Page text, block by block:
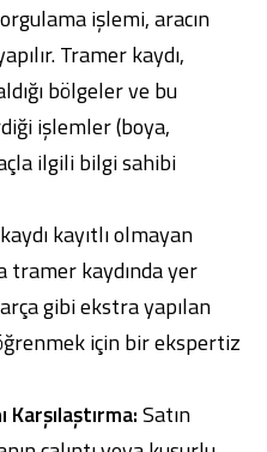
işlemi, aracın
Tramer kaydı,
bölgeler ve bu
işlemler (boya,
ilgili bilgi sahibi
kayıtlı olmayan
tramer kaydında yer
gibi ekstra yapılan
için bir ekspertiz
Satın